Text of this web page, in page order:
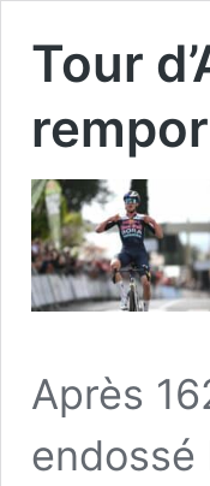
Tour
Après
endossé